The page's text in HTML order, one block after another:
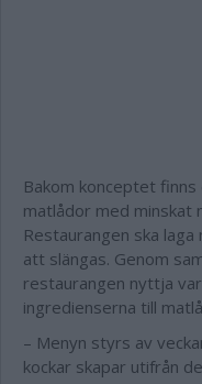
Bakom konceptet
matlådor med minskat
Restaurangen ska
att slängas. Genom
restaurangen nyttja
ingredienserna till
– Menyn styrs av
kockar skapar utifrån